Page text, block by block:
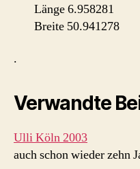
Länge 6.958281
Breite 50.941278
.
Verwandte
Ulli Köln 2003
auch schon wieder zehn